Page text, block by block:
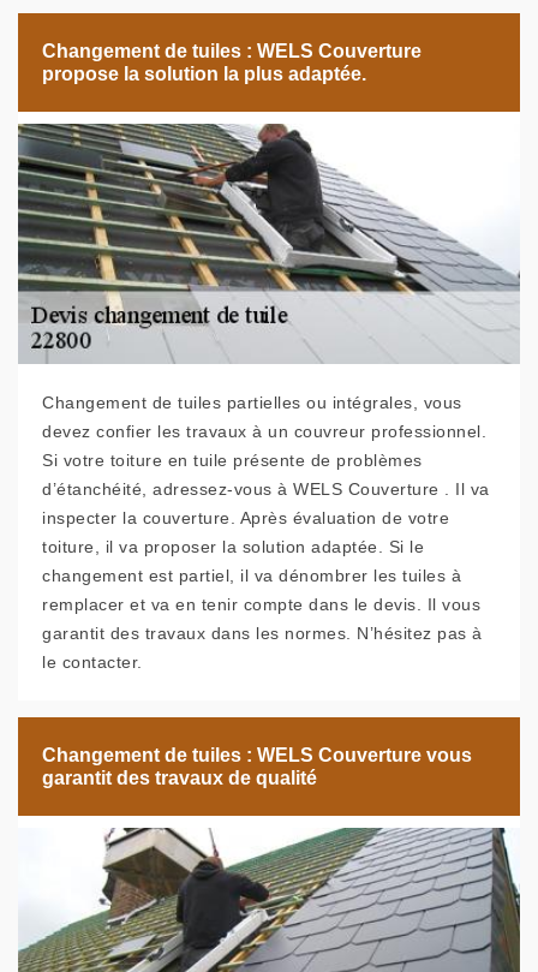
Changement de tuiles : WELS Couverture
propose la solution la plus adaptée.
Changement de tuiles partielles ou intégrales, vous
devez confier les travaux à un couvreur professionnel.
Si votre toiture en tuile présente de problèmes
d’étanchéité, adressez-vous à WELS Couverture . Il va
inspecter la couverture. Après évaluation de votre
toiture, il va proposer la solution adaptée. Si le
changement est partiel, il va dénombrer les tuiles à
remplacer et va en tenir compte dans le devis. Il vous
garantit des travaux dans les normes. N’hésitez pas à
le contacter.
Changement de tuiles : WELS Couverture vous
garantit des travaux de qualité